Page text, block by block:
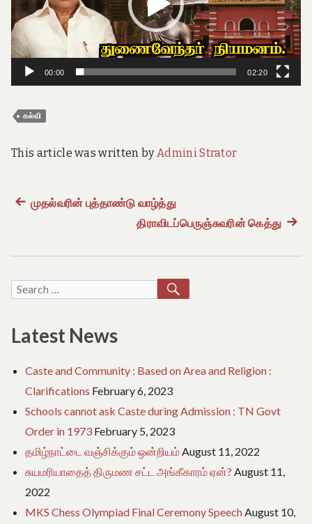
e
o
f
T
a
m
i
N
a
u
00:00 02:20
கல்வி
This article was written byAdmini Strator
Post
Previous
முதல்வரின் புத்தாண்டு வாழ்த்து
திராவிடப்பெருஞ்சுவரின் கெத்துNext
Search
Latest News
Caste and Community : Based on Area and Religion :
Clarifications February 6, 2023
Schools cannot ask Caste during Admission : TN Govt
Order in 1973 February 5, 2023
தமிழ்நாட்டை வஞ்சிக்கும் ஒன்றியம்August 11, 2022
சுயமரியாதைத் திருமண சட்ட அங்கீகாரம் ஏன்? August 11,
2022
MKS Chess Olympiad Final Ceremony SpeechAugust 10,